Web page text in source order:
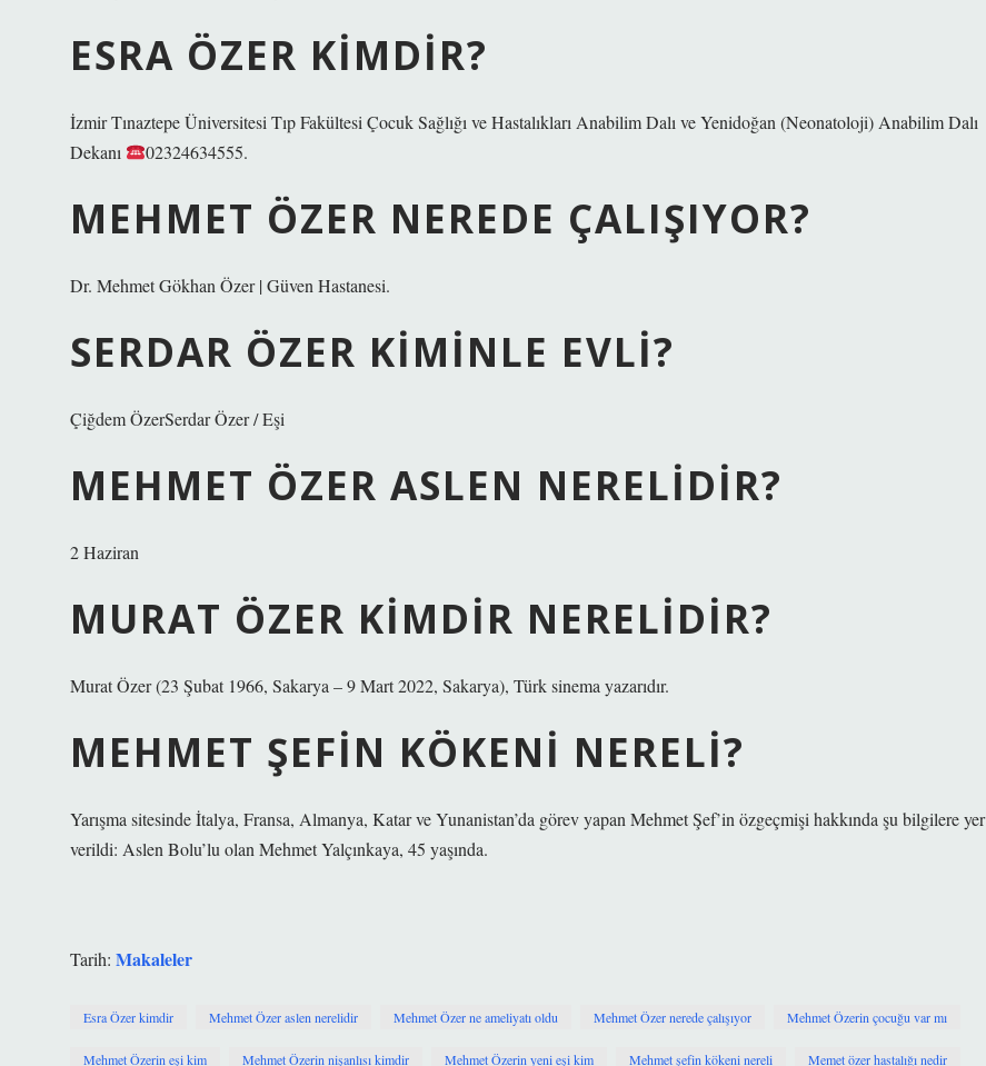
ESRA ÖZER KIMDIR?
İzmir Tınaztepe Üniversitesi Tıp Fakültesi Çocuk Sağlığı ve Hastalıkları Anabilim Dalı ve Yenidoğan (Neonatoloji) Anabilim Dalı
Dekanı
02324634555.
MEHMET ÖZER NEREDE ÇALIŞIYOR?
Dr. Mehmet Gökhan Özer | Güven Hastanesi.
SERDAR ÖZER KIMINLE EVLI?
Çiğdem ÖzerSerdar Özer / Eşi
MEHMET ÖZER ASLEN NERELIDIR?
2 Haziran
MURAT ÖZER KIMDIR NERELIDIR?
Murat Özer (23 Şubat 1966, Sakarya – 9 Mart 2022, Sakarya), Türk sinema yazarıdır.
MEHMET ŞEFIN KÖKENI NERELI?
Yarışma sitesinde İtalya, Fransa, Almanya, Katar ve Yunanistan’da görev yapan Mehmet Şef’in özgeçmişi hakkında şu bilgilere yer
verildi: Aslen Bolu’lu olan Mehmet Yalçınkaya, 45 yaşında.
Tarih: Makaleler
Esra Özer kimdir Mehmet Özer aslen nerelidir Mehmet Özer ne ameliyatı oldu Mehmet Özer nerede çalışıyor Mehmet Özerin çocuğu var mı
Mehmet Özerin eşi kim Mehmet Özerin nişanlısı kimdir Mehmet Özerin yeni eşi kim Mehmet şefin kökeni nereli Memet özer hastalığı nedir